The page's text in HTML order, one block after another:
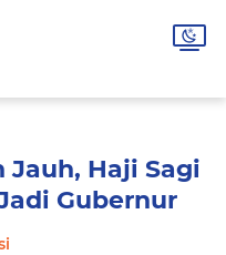
Haji Sagi
Gubernur